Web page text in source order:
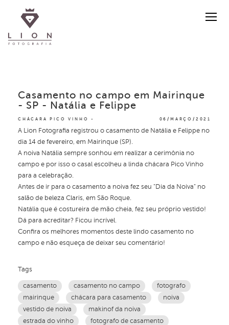
CHÁCARA PICO VINHO 06/MARÇO/2021
Casamento no campo em Mairinque
- SP - Natália e Felippe
A Lion Fotografia registrou o casamento de Natália e Felippe no
dia 14 de fevereiro, em Mairinque (SP).
A noiva Natália sempre sonhou em realizar a cerimônia no
campo e por isso o casal escolheu a linda chácara Pico Vinho
para a celebração.
Antes de ir para o casamento a noiva fez seu "Dia da Noiva" no
salão de beleza Claris, em São Roque.
Natália que é costureira de mão cheia, fez seu próprio vestido!
Dá para acreditar? Ficou incrível.
Confira os melhores momentos deste lindo casamento no
campo e não esqueça de deixar seu comentário!
Tags
casamento casamento no campo
fotografo
mairinque
chácara para casamento
noiva
vestido de noiva
makinof da noiva
estrada do vinho
fotografo de casamento